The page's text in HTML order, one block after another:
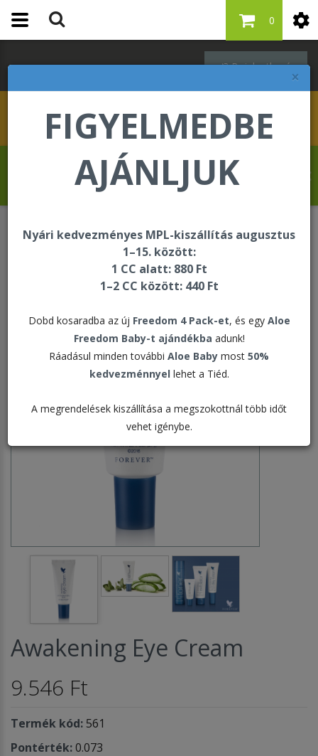
×
FIGYELMEDBE
AJÁNLJUK
Nyári kedvezményes MPL-kiszállítás augusztus
1–15. között:
1 CC alatt: 880 Ft
1–2 CC között: 440 Ft
Dobd kosaradba az új Freedom 4 Pack-et, és egy Aloe
Freedom Baby-t ajándékba adunk!
Ráadásul minden további Aloe Baby most 50%
kedvezménnyel lehet a Tiéd.
A megrendelések kiszállítása a megszokottnál több időt
vehet igénybe.
Bejelentkezés
0
Molnár Tibor üdvözli Önt a Forever Living
internetes áruházában!
Bőrápolás - Targeted Skincare
Awakening Eye Cream
Awakening Eye Cream
9.546 Ft
Termék kód: 561
Pontérték:0.073